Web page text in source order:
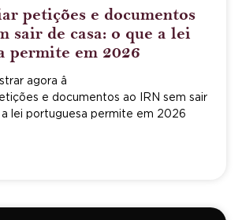
petições e documentos
sair de casa: o que a lei
permite em 2026
agora â
e documentos ao IRN sem sair
a lei portuguesa permite em 2026